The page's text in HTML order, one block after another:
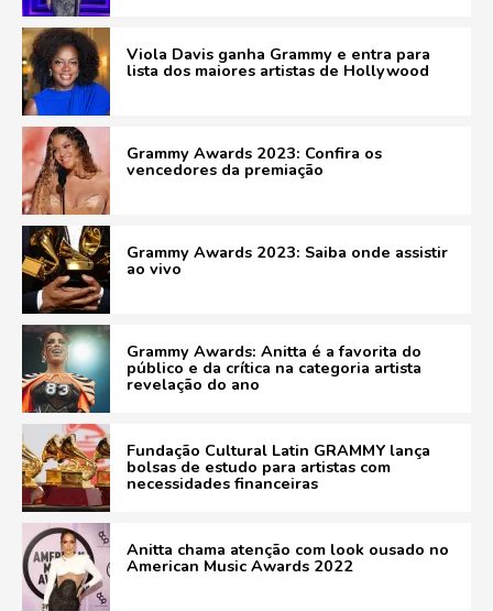
Viola Davis ganha Grammy e entra para
lista dos maiores artistas de Hollywood
Grammy Awards 2023: Confira os
vencedores da premiação
Grammy Awards 2023: Saiba onde assistir
ao vivo
Grammy Awards: Anitta é a favorita do
público e da crítica na categoria artista
revelação do ano
Fundação Cultural Latin GRAMMY lança
bolsas de estudo para artistas com
necessidades financeiras
Anitta chama atenção com look ousado no
American Music Awards 2022